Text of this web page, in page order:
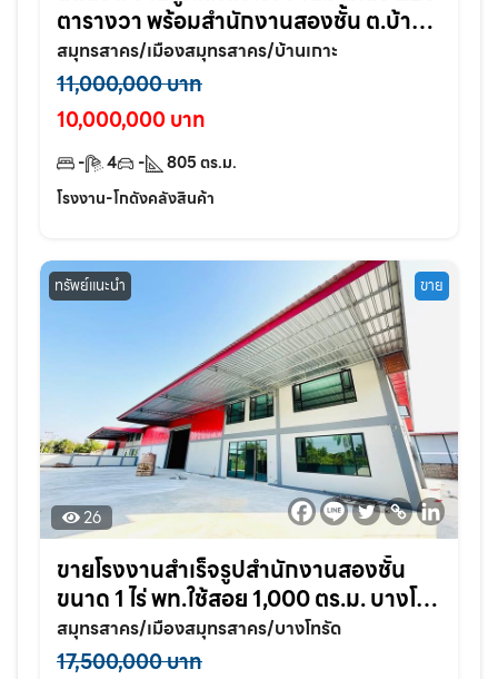
ตารางวา พร้อมสำนักงานสองชั้น ต.บ้าน
เกาะ อ.เมือง จ.สมุทรสาคร
สมุทรสาคร/เมืองสมุทรสาคร/บ้านเกาะ
11,000,000 บาท
10,000,000 บาท
- 4 - 805ตร.ม.
โรงงาน-โกดังคลังสินค้า
ทรัพย์แนะนำ ขาย
26
ขายโรงงานสำเร็จรูปสำนักงานสองชั้น
ขนาด 1 ไร่ พท.ใช้สอย 1,000 ตร.ม. บางโท
รัด อ.เมือง จ.สมุทรสาคร
สมุทรสาคร/เมืองสมุทรสาคร/บางโทรัด
17,500,000 บาท